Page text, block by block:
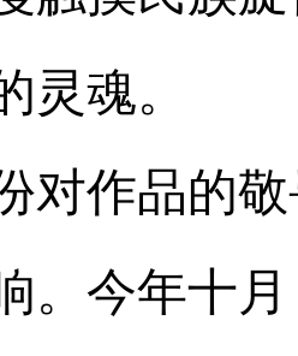
灵魂。
对作品的
。今年十